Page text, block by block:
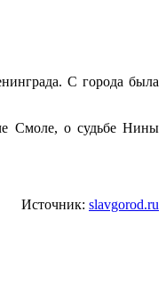
С города была
Смоле, о судьбе Нины
Источник: slavgorod.ru